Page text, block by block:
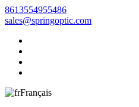
8613554955486
sales@springoptic.com
Français